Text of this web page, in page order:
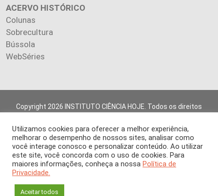
ACERVO HISTÓRICO
Colunas
Sobrecultura
Bússola
WebSéries
Copyright 2026 INSTITUTO CIÊNCIA HOJE. Todos os direitos
Os artigos publicados na revista refletem exclusivamente a
opinião de seus autores.
É proibida a reprodução, integral ou parcial, do conteúdo (imagens
e textos) sem prévia autorização.
Utilizamos cookies para oferecer a melhor experiência,
melhorar o desempenho de nossos sites, analisar como
você interage conosco e personalizar conteúdo. Ao utilizar
este site, você concorda com o uso de cookies. Para
maiores informações, conheça a nossa Política de
Privacidade.
Aceitar todos